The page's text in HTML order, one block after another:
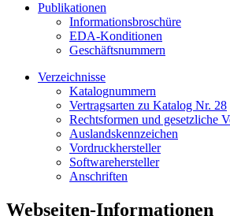
Publikationen
Informationsbroschüre
EDA-Konditionen
Geschäftsnummern
Verzeichnisse
Katalognummern
Vertragsarten zu Katalog Nr. 28
Rechtsformen und gesetzliche
Auslandskennzeichen
Vordruckhersteller
Softwarehersteller
Anschriften
Webseiten-Informationen